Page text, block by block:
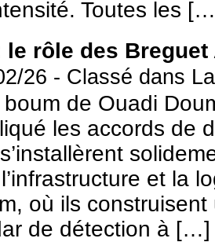
Toutes les
le rôle des
26 - Classé dans
de Ouadi
les accords de
et la
où ils
de détection à […]